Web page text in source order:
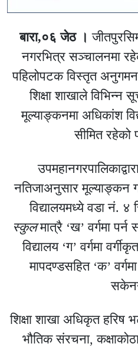
बारा,०६ जेठ ।
नगरभित्र सञ्चालनमा
पहिलोपटक विस्तृत
शिक्षा शाखाले
मूल्याङ्कनमा अधिकांश
सीमित रहेको
नतिजाअनुसार मूल्याङ्कन
विद्यालयमध्ये वडा नं. ४
स्कुलमात्रै ‘ख’ वर्गमा
विद्यालय ‘ग’ वर्गमा
मापदण्डसहित ‘क’
शिक्षा शाखा अधिकृत हरिष
भौतिक संरचना,